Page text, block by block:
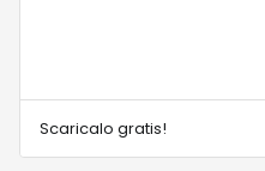
Scaricalo gratis!